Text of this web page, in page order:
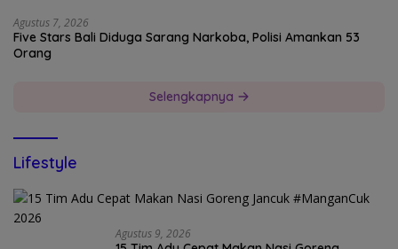
Agustus 7, 2026
Five Stars Bali Diduga Sarang Narkoba, Polisi Amankan 53
Orang
Selengkapnya
Lifestyle
Agustus 9, 2026